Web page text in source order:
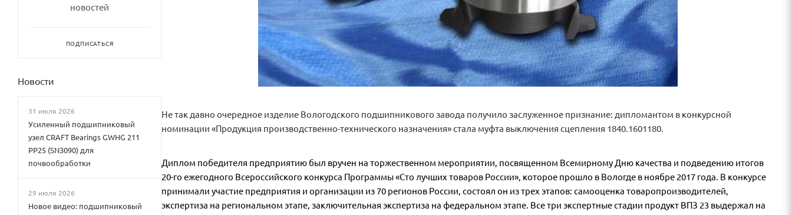
Не так давно очередное изделие Вологодского подшипникового завода получило заслуженное признание: дипломантом в конкурсной
номинации «Продукция производственно-технического назначения» стала муфта выключения сцепления 1840.1601180.
Диплом победителя предприятию был вручен на торжественном мероприятии, посвященном Всемирному Дню качества и подведению итогов
20-го ежегодного Всероссийского конкурса Программы «Сто лучших товаров России», которое прошло в Вологде в ноябре 2017 года. В конкурсе
принимали участие предприятия и организации из 70 регионов России, состоял он из трех этапов: самооценка товаропроизводителей,
экспертиза на региональном этапе, заключительная экспертиза на федеральном этапе. Все три экспертные стадии продукт ВПЗ 23 выдержал на
новостей
ПОДПИСАТЬСЯ
Новости
31 июля 2026
Усиленный подшипниковый
узел CRAFT Bearings GWHG 211
PP25 (SN3090) для
почвообработки
29 июля 2026
Новое видео: подшипниковый